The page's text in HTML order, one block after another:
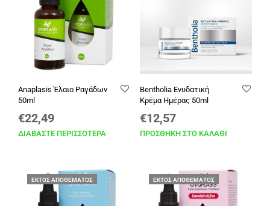
Anaplasis Έλαιο Ραγάδων
50ml
€22,49
ΔΙΑΒΆΣΤΕ ΠΕΡΙΣΣΌΤΕΡΑ
Bentholia Ενυδατική
Κρέμα Ημέρας 50ml
€12,57
ΠΡΟΣΘΉΚΗ ΣΤΟ ΚΑΛΆΘΙ
ΕΚΤΌΣ ΑΠΟΘΈΜΑΤΟΣ ΕΚΤΌΣ ΑΠΟΘΈΜΑΤΟΣ